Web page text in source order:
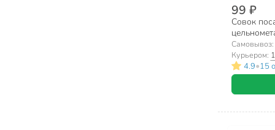
99 ₽
Совок
Самовывоз:
Курьером:
4.9•15